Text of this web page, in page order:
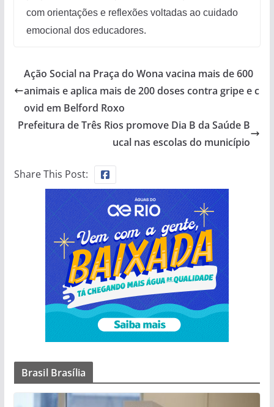
com orientações e reflexões voltadas ao cuidado
emocional dos educadores.
Ação Social na Praça do Wona vacina mais de 600
animais e aplica mais de 200 doses contra gripe e c
ovid em Belford Roxo
Prefeitura de Três Rios promove Dia B da Saúde B
ucal nas escolas do município
Share This Post:
Brasil Brasília